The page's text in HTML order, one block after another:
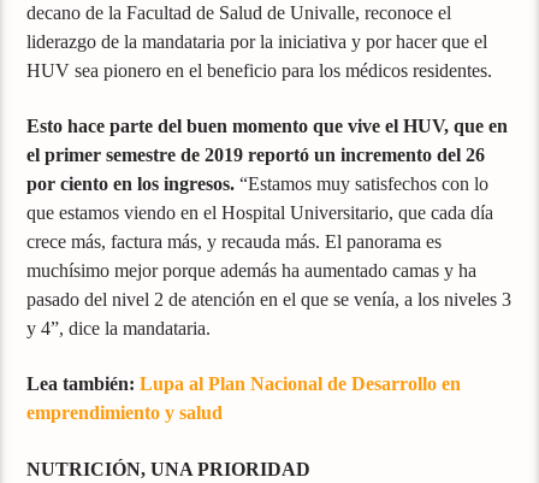
decano de la Facultad de Salud de Univalle, reconoce el
liderazgo de la mandataria por la iniciativa y por hacer que el
HUV sea pionero en el beneficio para los médicos residentes.
Esto hace parte del buen momento que vive el HUV, que en
el primer semestre de 2019 reportó un incremento del 26
por ciento en los ingresos. “Estamos muy satisfechos con lo
que estamos viendo en el Hospital Universitario, que cada día
crece más, factura más, y recauda más. El panorama es
muchísimo mejor porque además ha aumentado camas y ha
pasado del nivel 2 de atención en el que se venía, a los niveles 3
y 4”, dice la mandataria.
Lea también:Lupa al Plan Nacional de Desarrollo en
emprendimiento y salud
NUTRICIÓN, UNA PRIORIDAD